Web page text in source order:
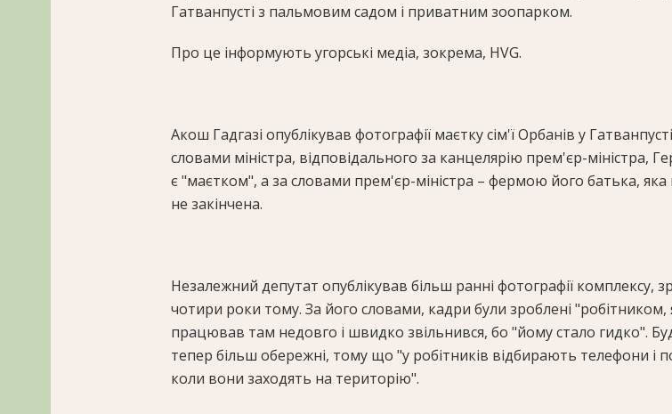
Гатванпусті з пальмовим садом і приватним зоопарком.
Про це інформують угорські медіа, зокрема, HVG.
Акош Гадгазі опублікував фотографії маєтку сім'ї Орбанів у
словами міністра, відповідального за канцелярію прем'єр-міністра,
є "маєтком", а за словами прем'єр-міністра – фермою його батька, яка
не закінчена.
Незалежний депутат опублікував більш ранні фотографії комплексу,
чотири роки тому. За його словами, кадри були зроблені "робітником,
працював там недовго і швидко звільнився, бо "йому стало гидко".
тепер більш обережні, тому що "у робітників відбирають телефони і
коли вони заходять на територію".